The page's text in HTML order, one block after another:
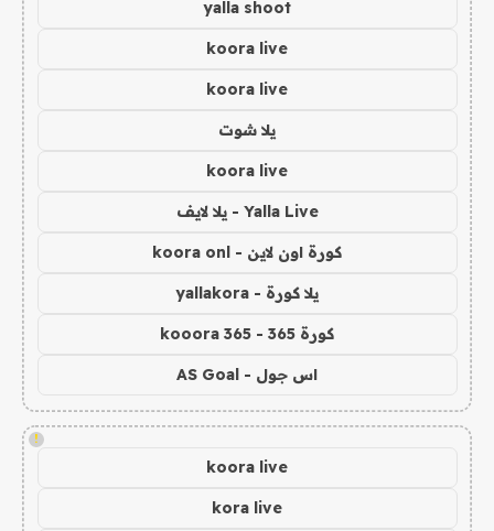
yalla shoot
koora live
koora live
يلا شوت
koora live
Yalla Live - يلا لايف
كورة اون لاين - koora onl
يلا كورة - yallakora
كورة 365 - kooora 365
اس جول - AS Goal
!
koora live
kora live